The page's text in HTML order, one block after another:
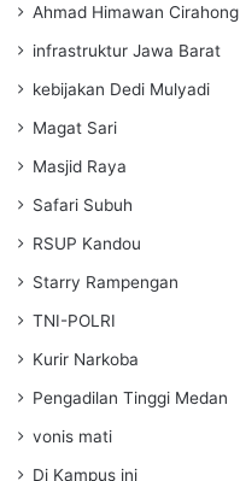
Ahmad Himawan Cirahong
infrastruktur Jawa Barat
kebijakan Dedi Mulyadi
Magat Sari
Masjid Raya
Safari Subuh
RSUP Kandou
Starry Rampengan
TNI-POLRI
Kurir Narkoba
Pengadilan Tinggi Medan
vonis mati
Di Kampus ini